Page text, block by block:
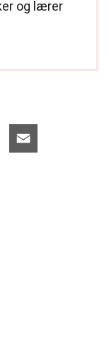
og lærer